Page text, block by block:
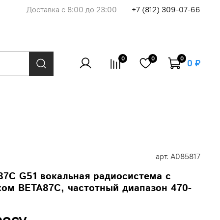
Доставка с 8:00 до 23:00 +7 (812) 309-07-66
0 0 0 0 ₽
арт. A085817
G51 вокальная радиосистема с
BETA87C, частотный диапазон 470-